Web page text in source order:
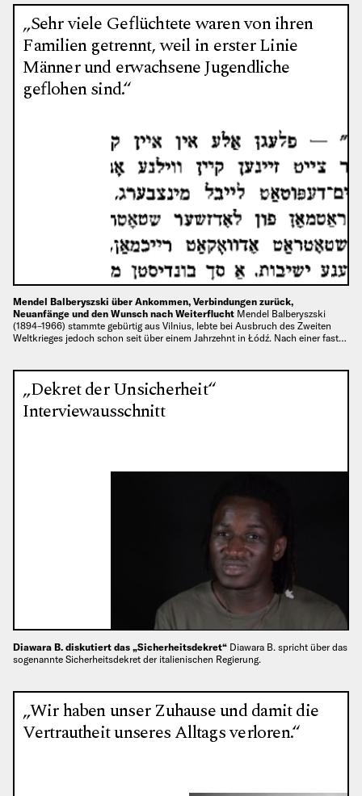
„Sehr viele Geflüchtete waren von ihren
Familien getrennt, weil in erster Linie
Männer und erwachsene Jugendliche
geflohen sind.“
Mendel Balberyszski über Ankommen, Verbindungen zurück,
Neuanfänge und den Wunsch nach Weiterflucht Mendel Balberyszski
(1894–1966) stammte gebürtig aus Vilnius, lebte bei Ausbruch des Zweiten
Weltkrieges jedoch schon seit über einem Jahrzehnt in Łódź. Nach einer fast…
„Dekret der Unsicherheit“
Interviewausschnitt
Diawara B. diskutiert das „Sicherheitsdekret“ Diawara B. spricht über das
sogenannte Sicherheitsdekret der italienischen Regierung.
„Wir haben unser Zuhause und damit die
Vertrautheit unseres Alltags verloren.“